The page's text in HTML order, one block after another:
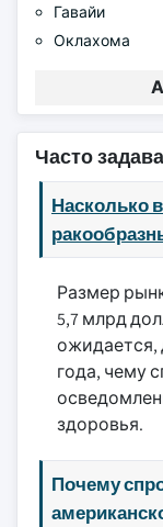
Гавайи
Оклахома
Часто
Насколько
Размер
5,7 млрд
ожидается,
года, чему
здоровья.
Почему